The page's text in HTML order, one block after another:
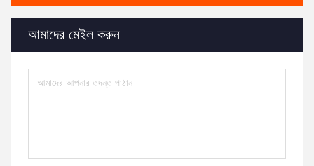
আমাদের মেইল ​​করুন